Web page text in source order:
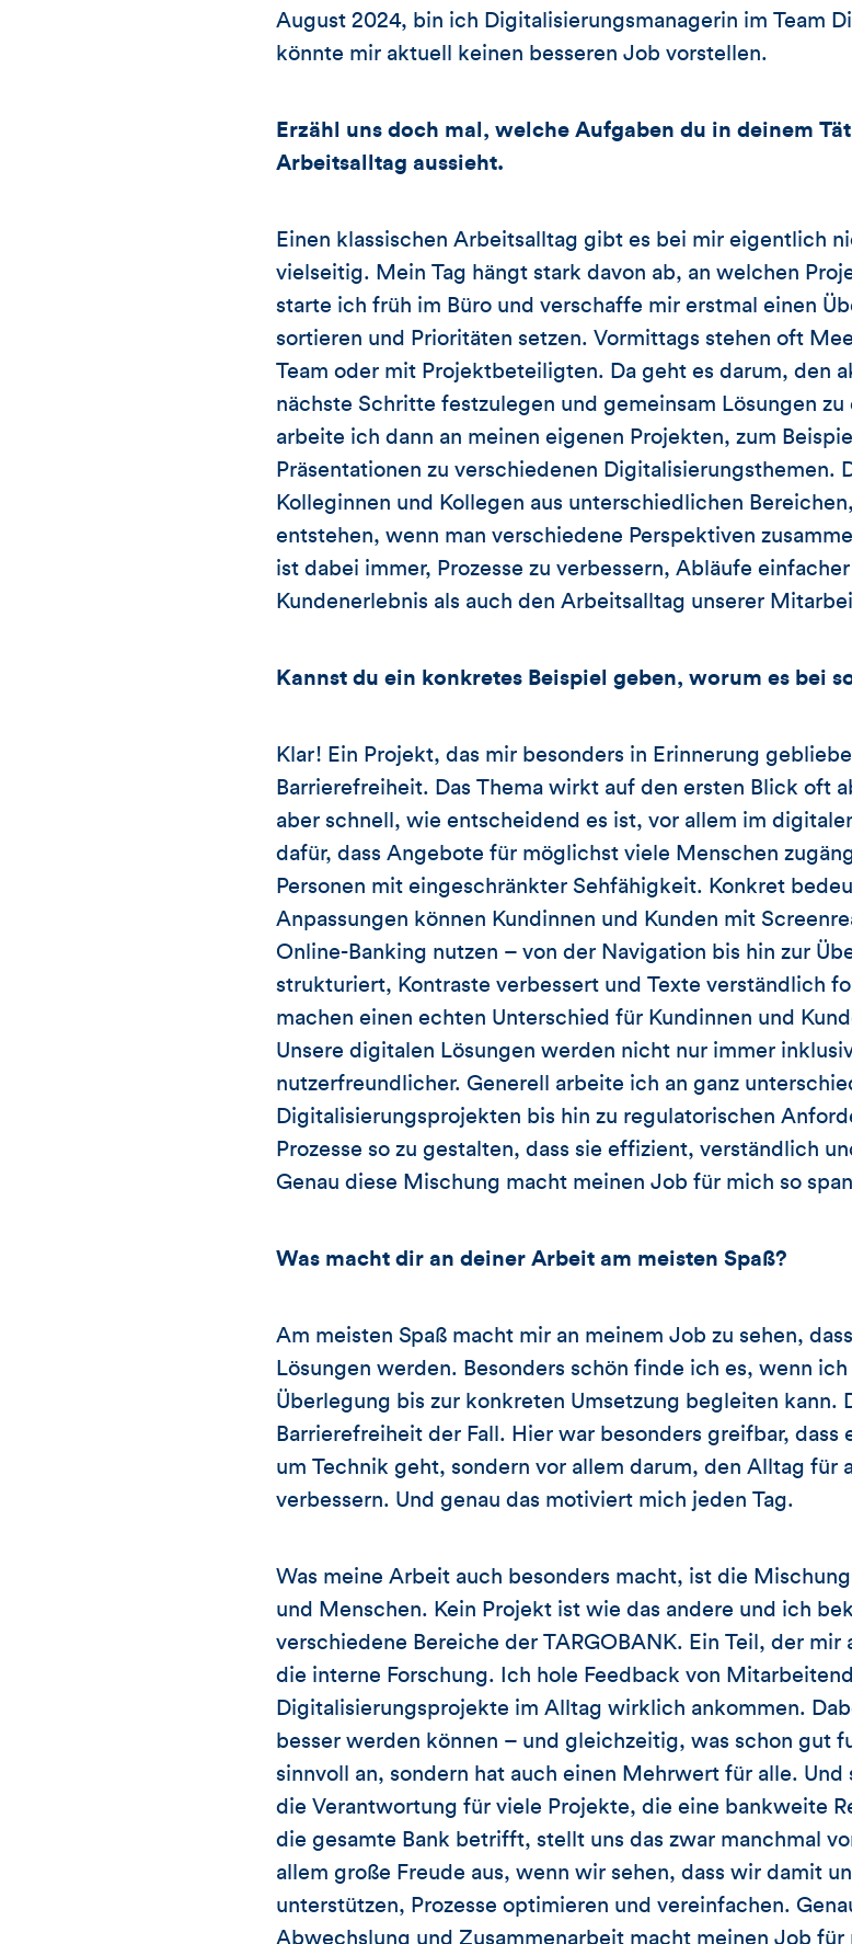
August 2024, bin ich Digitalisierungsmanagerin im Team
könnte mir aktuell keinen besseren Job vorstellen.
Erzähl uns doch mal, welche Aufgaben du in deinem
Arbeitsalltag aussieht.
Einen klassischen Arbeitsalltag gibt es bei mir eigentlich
vielseitig. Mein Tag hängt stark davon ab, an welchen
starte ich früh im Büro und verschaffe mir erstmal einen
sortieren und Prioritäten setzen. Vormittags stehen oft
Team oder mit Projektbeteiligten. Da geht es darum, den
nächste Schritte festzulegen und gemeinsam Lösungen
arbeite ich dann an meinen eigenen Projekten, zum
Präsentationen zu verschiedenen Digitalisierungsthemen.
Kolleginnen und Kollegen aus unterschiedlichen
entstehen, wenn man verschiedene Perspektiven
ist dabei immer, Prozesse zu verbessern, Abläufe
Kundenerlebnis als auch den Arbeitsalltag unserer
Kannst du ein konkretes Beispiel geben, worum es bei
Klar! Ein Projekt, das mir besonders in Erinnerung
Barrierefreiheit. Das Thema wirkt auf den ersten Blick oft
aber schnell, wie entscheidend es ist, vor allem im
dafür, dass Angebote für möglichst viele Menschen
Personen mit eingeschränkter Sehfähigkeit. Konkret
Anpassungen können Kundinnen und Kunden mit
Online-Banking nutzen – von der Navigation bis hin zur
strukturiert, Kontraste verbessert und Texte verständlich
machen einen echten Unterschied für Kundinnen und
Unsere digitalen Lösungen werden nicht nur immer
nutzerfreundlicher. Generell arbeite ich an ganz
Digitalisierungsprojekten bis hin zu regulatorischen
Prozesse so zu gestalten, dass sie effizient, verständlich
Genau diese Mischung macht meinen Job für mich so
Was macht dir an deiner Arbeit am meisten Spaß?
Am meisten Spaß macht mir an meinem Job zu sehen,
Lösungen werden. Besonders schön finde ich es, wenn
Überlegung bis zur konkreten Umsetzung begleiten kann.
Barrierefreiheit der Fall. Hier war besonders greifbar,
um Technik geht, sondern vor allem darum, den Alltag für
verbessern. Und genau das motiviert mich jeden Tag.
Was meine Arbeit auch besonders macht, ist die
und Menschen. Kein Projekt ist wie das andere und ich
verschiedene Bereiche der TARGOBANK. Ein Teil, der
die interne Forschung. Ich hole Feedback von
Digitalisierungsprojekte im Alltag wirklich ankommen.
besser werden können – und gleichzeitig, was schon gut
sinnvoll an, sondern hat auch einen Mehrwert für alle.
die Verantwortung für viele Projekte, die eine bankweite
die gesamte Bank betrifft, stellt uns das zwar manchmal
allem große Freude aus, wenn wir sehen, dass wir damit
unterstützen, Prozesse optimieren und vereinfachen.
Abwechslung und Zusammenarbeit macht meinen Job für